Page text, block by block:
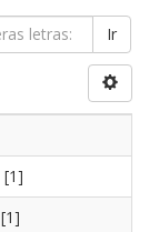
Ir
[1]
[1]